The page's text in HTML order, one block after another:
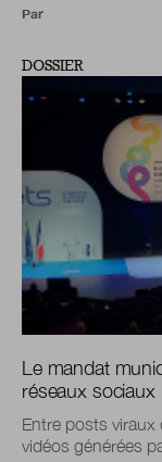
Par
DOSSIER
Le mandat
réseaux sociaux
Entre posts viraux
vidéos générées